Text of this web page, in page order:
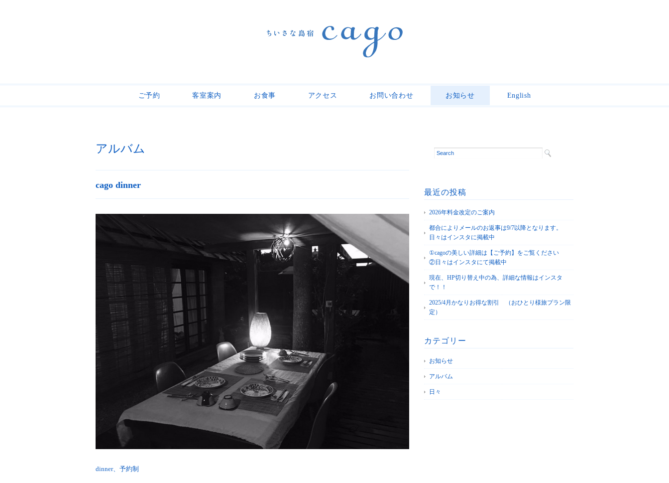
ご予約 客室案内 お食事 アクセス お問い合わせ お知らせ English
アルバム
cago dinner
dinner、予約制
最近の投稿
2026年料金改定のご案内
都合によりメールのお返事は9/7以降となります。
日々はインスタに掲載中
①cagoの美しい詳細は【ご予約】をご覧ください
②日々はインスタにて掲載中
現在、HP切り替え中の為、詳細な情報はインスタ
で！！
2025/4月かなりお得な割引 （おひとり様旅プラン限
定）
カテゴリー
お知らせ
アルバム
日々